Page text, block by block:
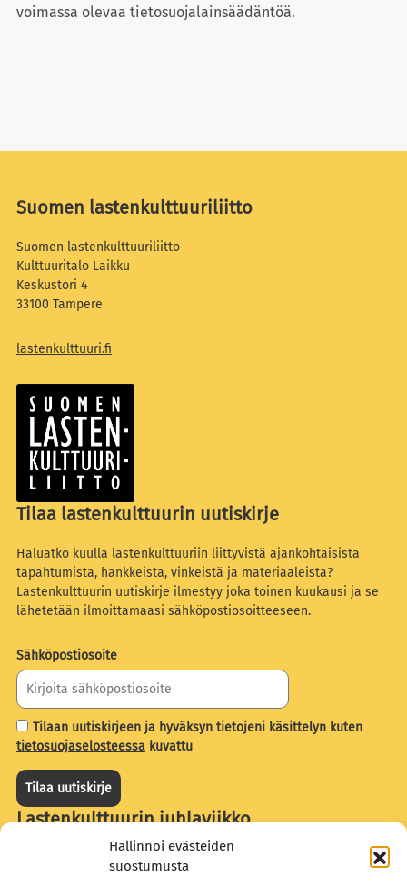
Hallinnoi evästeiden
suostumusta
voimassa olevaa tietosuojalainsäädäntöä.
Suomen lastenkulttuuriliitto
Suomen lastenkulttuuriliitto
Kulttuuritalo Laikku
Keskustori 4
33100 Tampere
lastenkulttuuri.fi
Tilaa lastenkulttuurin uutiskirje
Haluatko kuulla lastenkulttuuriin liittyvistä ajankohtaisista
tapahtumista, hankkeista, vinkeistä ja materiaaleista?
Lastenkulttuurin uutiskirje ilmestyy joka toinen kuukausi ja se
lähetetään ilmoittamaasi sähköpostiosoitteeseen.
Sähköpostiosoite
Tilaan uutiskirjeen ja hyväksyn tietojeni käsittelyn kuten
tietosuojaselosteessakuvattu
Lastenkulttuurin juhlaviikko
Lastenkulttuurin juhlaviikkoa koordinoi Suomen